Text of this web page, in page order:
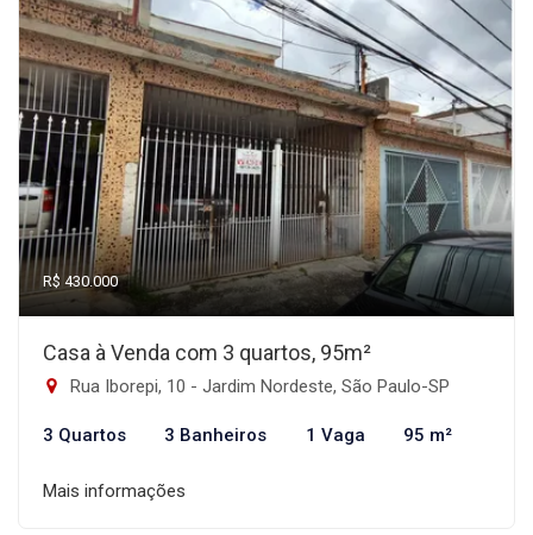
R$ 430.000
Casa à Venda com 3 quartos, 95m²
Rua Iborepi, 10 - Jardim Nordeste, São Paulo-SP
3 Quartos 3 Banheiros 1 Vaga 95 m²
Mais informações